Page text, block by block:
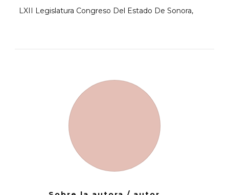
LXII Legislatura Congreso Del Estado De Sonora